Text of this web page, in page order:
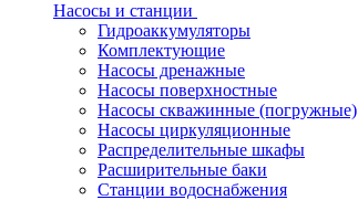
Насосы и станции
Гидроаккумуляторы
Комплектующие
Насосы дренажные
Насосы поверхностные
Насосы скважинные (погружные)
Насосы циркуляционные
Распределительные шкафы
Расширительные баки
Станции водоснабжения